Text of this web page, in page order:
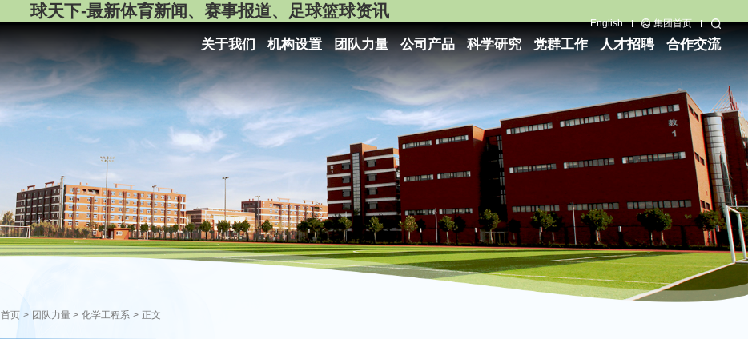
球天下-最新体育新闻、赛事报道、足球篮球资讯
English 集团首页
关于我们 机构设置 团队力量 公司产品 科学研究 党群工作 人才招聘 合作交流
首页 > 团队力量 > 化学工程系 > 正文